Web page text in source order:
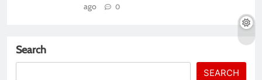
ago 0
Search
SEARCH